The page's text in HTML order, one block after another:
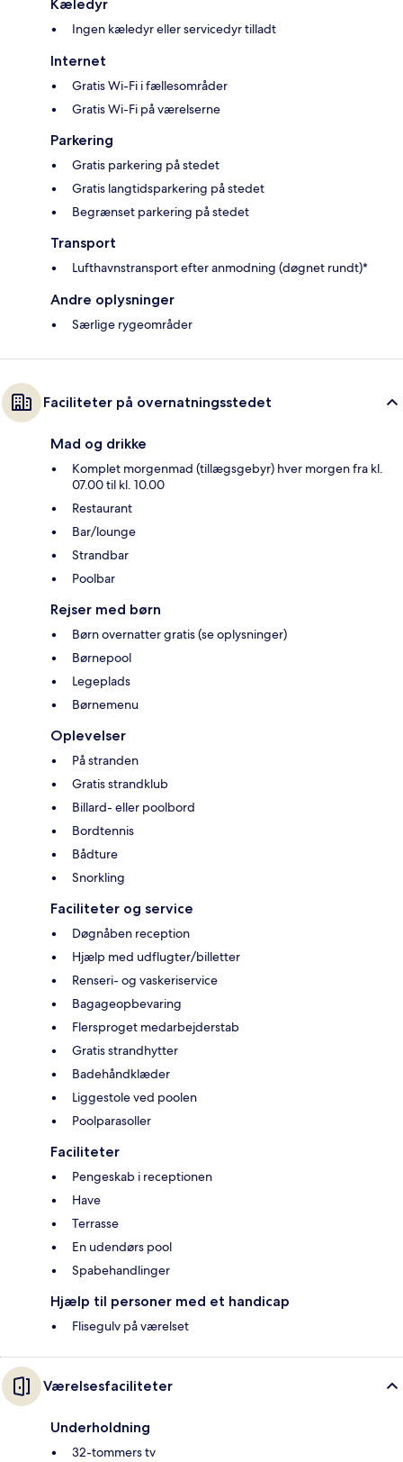
Kæledyr
Ingen kæledyr eller servicedyr tilladt
Internet
Gratis Wi-Fi i fællesområder
Gratis Wi-Fi på værelserne
Parkering
Gratis parkering på stedet
Gratis langtidsparkering på stedet
Begrænset parkering på stedet
Transport
Lufthavnstransport efter anmodning (døgnet rundt)*
Andre oplysninger
Særlige rygeområder
Faciliteter på overnatningsstedet
Mad og drikke
Komplet morgenmad (tillægsgebyr) hver morgen fra kl.
07.00 til kl. 10.00
Restaurant
Bar/lounge
Strandbar
Poolbar
Rejser med børn
Børn overnatter gratis (se oplysninger)
Børnepool
Legeplads
Børnemenu
Oplevelser
På stranden
Gratis strandklub
Billard- eller poolbord
Bordtennis
Bådture
Snorkling
Faciliteter og service
Døgnåben reception
Hjælp med udflugter/billetter
Renseri- og vaskeriservice
Bagageopbevaring
Flersproget medarbejderstab
Gratis strandhytter
Badehåndklæder
Liggestole ved poolen
Poolparasoller
Faciliteter
Pengeskab i receptionen
Have
Terrasse
En udendørs pool
Spabehandlinger
Hjælp til personer med et handicap
Flisegulv på værelset
Værelsesfaciliteter
Underholdning
32-tommers tv